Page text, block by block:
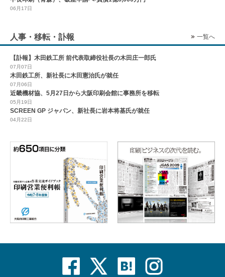
06月17日
人事・移転・訃報 一覧へ
【訃報】木田鉄工所 前代表取締役社長の木田庄一郎氏
07月07日
木田鉄工所、新社長に木田憲治氏が就任
07月06日
近畿機材協、5月27日から大阪印刷会館に事務所を移転
05月19日
SCREEN GP ジャパン、新社長に岩本将基氏が就任
04月22日